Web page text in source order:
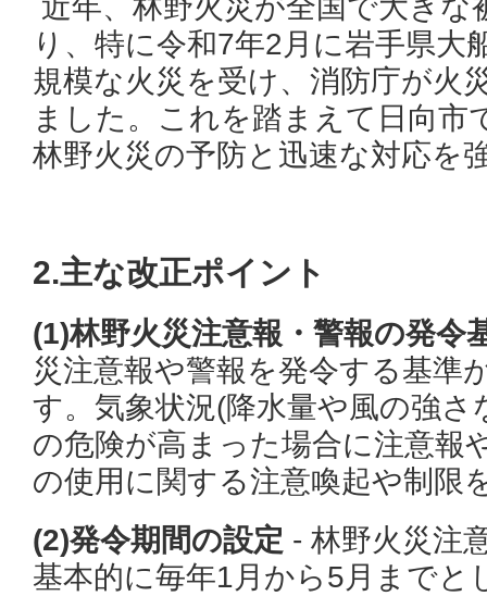
近年、林野火災が全国で大き
り、特に令和7年2月に岩手県大
規模な火災を受け、消防庁が火
ました。これを踏まえて日向市
林野火災の予防と迅速な対応を
2.主な改正ポイント
(1)林野火災注意報・警報の発令
災注意報や警報を発令する基準
す。気象状況(降水量や風の強
の危険が高まった場合に注意報
の使用に関する注意喚起や制限
(2)発令期間の設定 - 林野火災注
基本的に毎年1月から5月までと